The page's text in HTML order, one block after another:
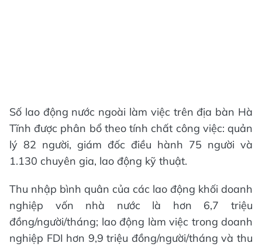
Số lao động nước ngoài làm việc trên địa bàn Hà
Tĩnh được phân bổ theo tính chất công việc: quản
lý 82 người, giám đốc điều hành 75 người và
1.130 chuyên gia, lao động kỹ thuật.
Thu nhập bình quân của các lao động khối doanh
nghiệp vốn nhà nước là hơn 6,7 triệu
đồng/người/tháng; lao động làm việc trong doanh
nghiệp FDI hơn 9,9 triệu đồng/người/tháng và thu